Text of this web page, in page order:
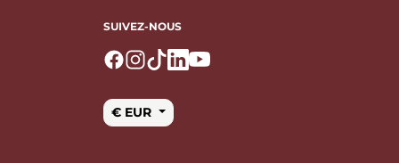
SUIVEZ-NOUS
€ EUR